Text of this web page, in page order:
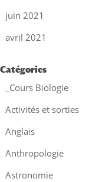
juin 2021
avril 2021
Catégories
_Cours Biologie
Activités et sorties
Anglais
Anthropologie
Astronomie